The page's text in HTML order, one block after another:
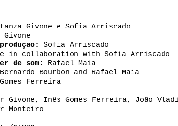
Givone e Sofia Arriscado
Givone
Sofia Arriscado
in collaboration with Sofia Arriscado
de som:
Rafael Maia
Bernardo Bourbon and Rafael Maia
Ferreira
Givone, Inês Gomes Ferreira, João
Monteiro